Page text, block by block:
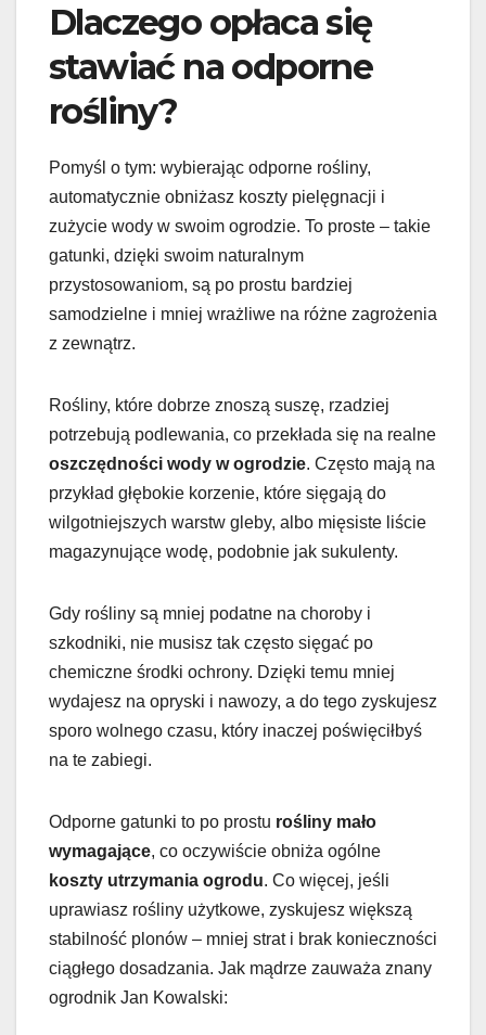
Dlaczego opłaca się
stawiać na odporne
rośliny?
Pomyśl o tym: wybierając odporne rośliny,
automatycznie obniżasz koszty pielęgnacji i
zużycie wody w swoim ogrodzie. To proste – takie
gatunki, dzięki swoim naturalnym
przystosowaniom, są po prostu bardziej
samodzielne i mniej wrażliwe na różne zagrożenia
z zewnątrz.
Rośliny, które dobrze znoszą suszę, rzadziej
potrzebują podlewania, co przekłada się na realne
oszczędności wody w ogrodzie. Często mają na
przykład głębokie korzenie, które sięgają do
wilgotniejszych warstw gleby, albo mięsiste liście
magazynujące wodę, podobnie jak sukulenty.
Gdy rośliny są mniej podatne na choroby i
szkodniki, nie musisz tak często sięgać po
chemiczne środki ochrony. Dzięki temu mniej
wydajesz na opryski i nawozy, a do tego zyskujesz
sporo wolnego czasu, który inaczej poświęciłbyś
na te zabiegi.
Odporne gatunki to po prostu rośliny mało
wymagające, co oczywiście obniża ogólne
koszty utrzymania ogrodu. Co więcej, jeśli
uprawiasz rośliny użytkowe, zyskujesz większą
stabilność plonów – mniej strat i brak konieczności
ciągłego dosadzania. Jak mądrze zauważa znany
ogrodnik Jan Kowalski: